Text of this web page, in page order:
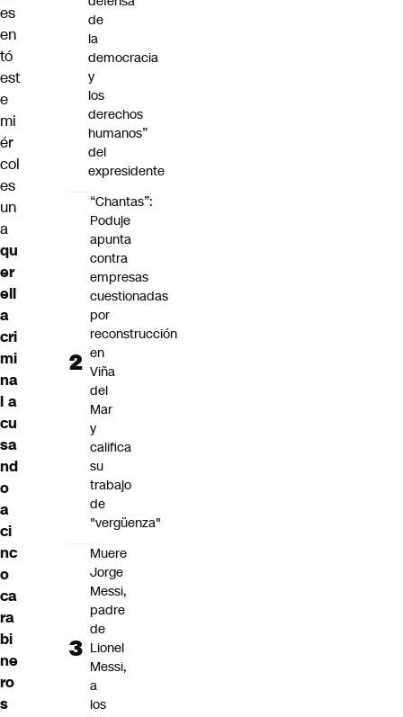
es
en
tó
est
e
mi
ér
col
es
un
a
qu
er
ell
a
cri
mi
na
l a
cu
sa
nd
o
a
ci
nc
o
ca
ra
bi
ne
ro
s
de
la
democracia
y
los
derechos
humanos”
del
expresidente
“Chantas”:
Poduje
apunta
contra
empresas
cuestionadas
por
reconstrucción
en
Viña
del
Mar
y
califica
su
trabajo
de
"vergüenza"
Muere
Jorge
Messi,
padre
de
Lionel
Messi,
a
los